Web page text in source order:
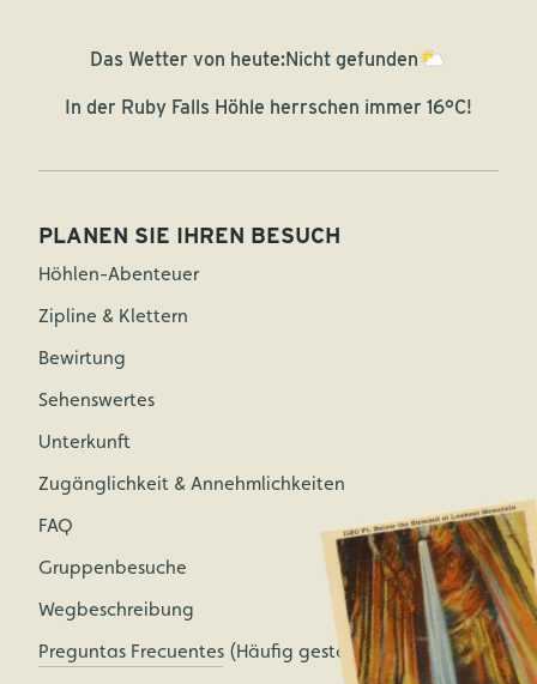
Das Wetter von heute:Nicht gefunden
In der Ruby Falls Höhle herrschen immer 16°C!
PLANEN SIE IHREN BESUCH
Höhlen-Abenteuer
Zipline & Klettern
Bewirtung
Sehenswertes
Unterkunft
Zugänglichkeit & Annehmlichkeiten
FAQ
Gruppenbesuche
Wegbeschreibung
Preguntas Frecuentes (Häufig gestellte Fragen)